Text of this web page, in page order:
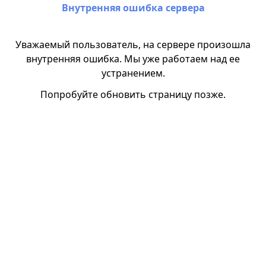
Внутренняя ошибка сервера
Уважаемый пользователь, на сервере произошла
внутренняя ошибка. Мы уже работаем над ее
устранением.
Попробуйте обновить страницу позже.